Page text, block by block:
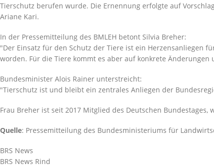
Tierschutz berufen wurde. Die Ernennung erfolgte auf
Ariane Kari.
In der Pressemitteilung des BMLEH betont Silvia Breher:
Der Einsatz für den Schutz der Tiere ist ein Herzensanliegen
worden. Für die Tiere kommt es aber auf konkrete Änderungen
Bundesminister Alois Rainer unterstreicht:
Tierschutz ist und bleibt ein zentrales Anliegen der
Frau Breher ist seit 2017 Mitglied des Deutschen
Quelle: Pressemitteilung des Bundesministeriums für
BRS News
BRS News Rind